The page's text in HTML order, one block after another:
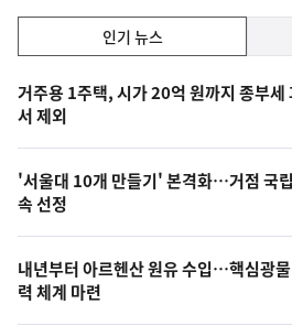
기,
최
신,
오
늘
의
영
상
인기 뉴스
기
뉴
스
거주용 1주택, 시가 20억 원까지 종부세
서 제외
'서울대 10개 만들기' 본격화…거점 국
속 선정
내년부터 아르헨산 원유 수입…핵심광
력 체계 마련